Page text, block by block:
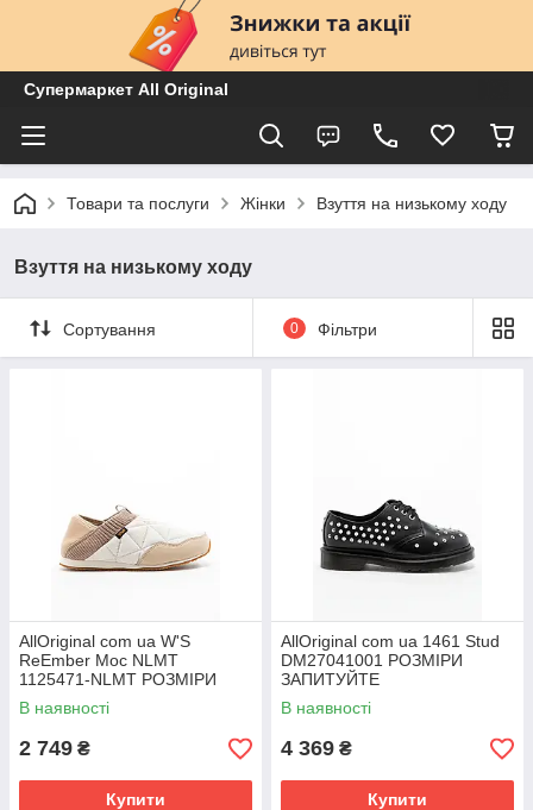
Супермаркет All Original
Товари та послуги Жінки Взуття на низькому ходу
Взуття на низькому ходу
Сортування 0 Фільтри
AllOriginal com ua W'S
ReEmber Moc NLMT
1125471-NLMT РОЗМІРИ
ЗАПИТУЙТЕ
В наявності
2 749 ₴
Купити
AllOriginal com ua 1461 Stud
DM27041001 РОЗМІРИ
ЗАПИТУЙТЕ
В наявності
4 369 ₴
Купити